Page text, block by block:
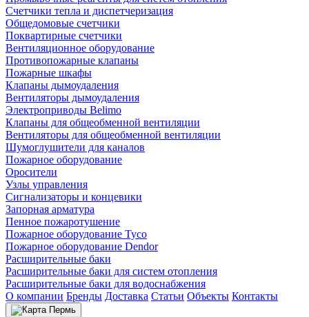
Счетчики тепла и диспетчеризация
Общедомовые счетчики
Поквартирные счетчики
Вентиляционное оборудование
Противопожарные клапаны
Пожарные шкафы
Клапаны дымоудаления
Вентиляторы дымоудаления
Электроприводы Belimo
Клапаны для общеобменной вентиляции
Вентиляторы для общеобменной вентиляции
Шумоглушители для каналов
Пожарное оборудование
Оросители
Узлы управления
Сигнализаторы и концевики
Запорная арматура
Пенное пожаротушение
Пожарное оборудование Tyco
Пожарное оборудование Dendor
Расширительные баки
Расширительные баки для систем отопления
Расширительные баки для водоснабжения
О компании Бренды Доставка Статьи Объекты Контакты
Пермь